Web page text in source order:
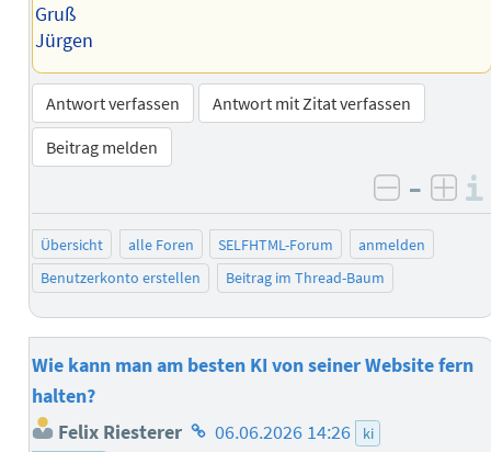
Gruß
Jürgen
Antwort verfassen
Antwort mit Zitat verfassen
Beitrag melden
negativ
–
Übersicht alle Foren SELFHTML-Forum
anmelden
Benutzerkonto erstellen
Beitrag im Thread-Baum
Wie kann man am besten KI von seiner Website fern
halten?
Felix Riesterer Homepage
06.06.2026 14:26
ki